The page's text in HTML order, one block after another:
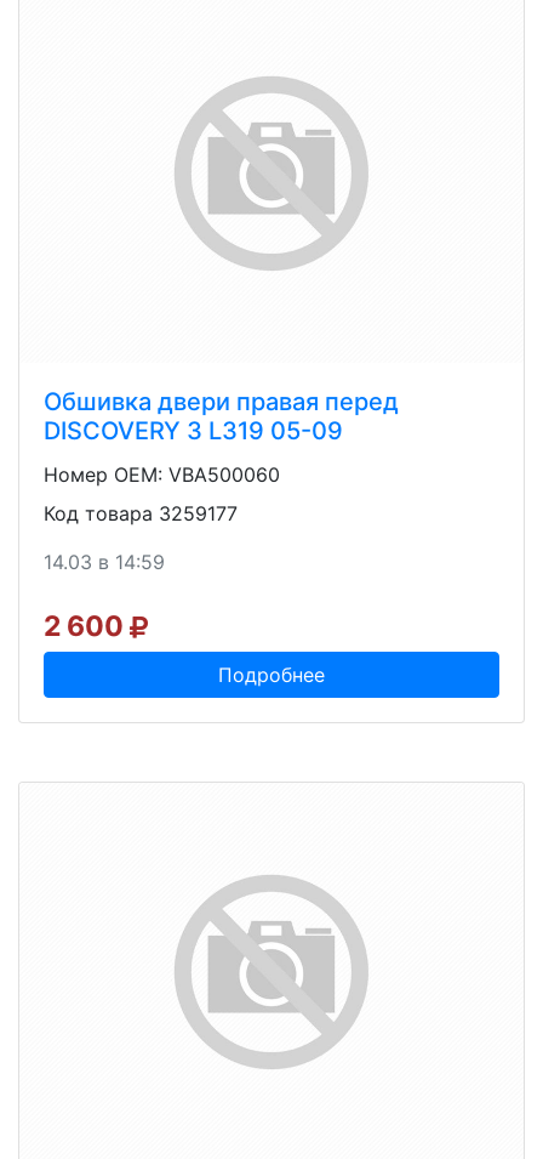
Обшивка двери правая перед
DISCOVERY 3 L319 05-09
Номер OEM: VBA500060
Код товара 3259177
14.03 в 14:59
2 600
Подробнее